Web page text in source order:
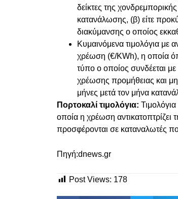
δείκτες της
κατανάλωσης, (β) είτε
διακύμανσης ο οποίος
Κυμαινόμενα τιμολόγια με
χρέωση (€/KWh), η οποία
τύπο ο οποίος συνδέεται
χρέωσης προμήθειας και
μήνες μετά τον μήνα
Πορτοκαλί τιμολόγια:
οποία η χρέωση αντικατοπτρίζει
προσφέρονται σε καταναλωτές
Πηγή:dnews.gr
Post Views: 178